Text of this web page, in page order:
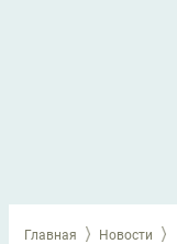
Главная
Новости